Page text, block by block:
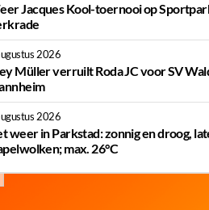
Jacques Kool-toernooi op
2026
Müller verruilt Roda JC voor SV
2026
weer in Parkstad: zonnig en droog,
max. 26°C